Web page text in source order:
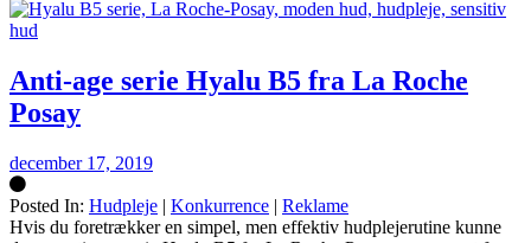
Anti-age serie Hyalu B5 fra La Roche
Posay
december 17, 2019
Posted In: Hudpleje | Konkurrence | Reklame
Silke
Hvis du foretrækker en simpel, men effektiv hudplejerutine kunne